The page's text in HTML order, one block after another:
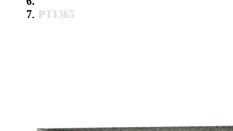
PT1365